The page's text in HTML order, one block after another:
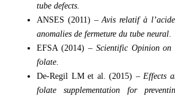
tube defects.
ANSES (2011) –Avis relatif à
anomalies de fermeture du tube neural.
EFSA (2014) – Scientific Opinion on
folate.
De-Regil LM et al. (2015) – Effects
folate supplementation for